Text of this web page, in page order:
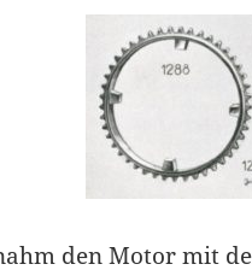
den Motor mit